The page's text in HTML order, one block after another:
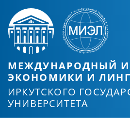
МЕЖДУНАРОДНЫЙ
ЭКОНОМИКИ И
ИРКУТСКОГО
УНИВЕРСИТЕТА